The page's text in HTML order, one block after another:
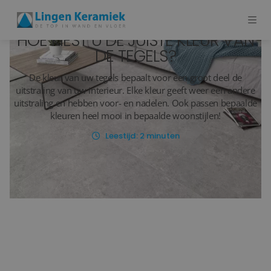
BADKAMERTEGELS
VLOERTEGELS
HOE KIEST U DE JUISTE KLEUR VAN
DE TEGELS?
De kleur van uw tegels bepaalt voor een groot deel de
uitstraling van uw interieur. Elke kleur geeft weer een andere
uitstraling en hebben voor- en nadelen. Ook passen bepaalde
kleuren heel mooi in bepaalde woonstijlen!
Leestijd: 2 minuten